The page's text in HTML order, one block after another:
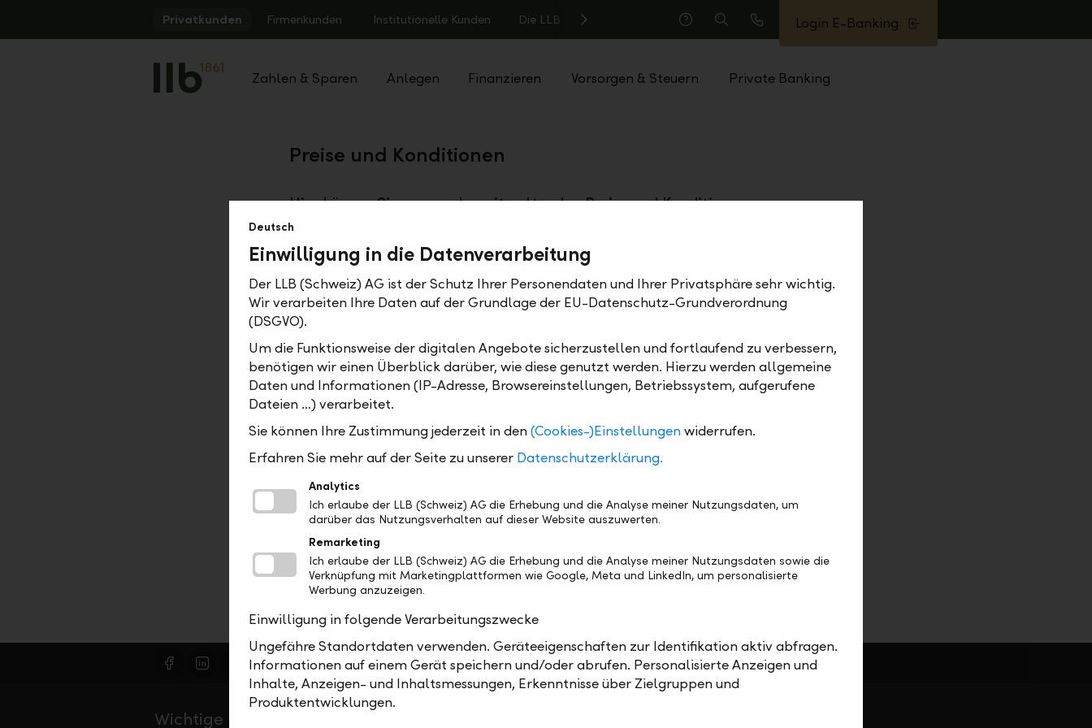
Privatkunden Firmenkunden Institutionelle Kunden Die LLB
Hilfe
Suche
Anrufen
Login E-Banking
Zahlen & Sparen Anlegen Finanzieren Vorsorgen & Steuern Private Banking
Preise und Konditionen
Hier können Sie unsere derzeit geltenden Preise und Konditionen
abrufen.<br>
Downloads
Karten und Zahlungsverkehr
PDF
Beste Konditionen für Ihr
Vermögen
PDF
Zinssätze gültig ab 1. April
Wichtige Links
Deutsch
Einwilligung in die Datenverarbeitung
Der LLB (Schweiz) AG ist der Schutz Ihrer Personendaten und Ihrer Privatsphäre sehr wichtig.
Wir verarbeiten Ihre Daten auf der Grundlage der EU-Datenschutz-Grundverordnung
(DSGVO).
Um die Funktionsweise der digitalen Angebote sicherzustellen und fortlaufend zu verbessern,
benötigen wir einen Überblick darüber, wie diese genutzt werden. Hierzu werden allgemeine
Daten und Informationen (IP-Adresse, Browsereinstellungen, Betriebssystem, aufgerufene
Dateien …) verarbeitet.
Sie können Ihre Zustimmung jederzeit in den(Cookies-)Einstellungenwiderrufen.
Erfahren Sie mehr auf der Seite zu unserer Datenschutzerklärung.
Analytics
Ich erlaube der LLB (Schweiz) AG die Erhebung und die Analyse meiner Nutzungsdaten, um
darüber das Nutzungsverhalten auf dieser Website auszuwerten.
Remarketing
Ich erlaube der LLB (Schweiz) AG die Erhebung und die Analyse meiner Nutzungsdaten sowie die
Verknüpfung mit Marketingplattformen wie Google, Meta und LinkedIn, um personalisierte
Werbung anzuzeigen.
Einwilligung in folgende Verarbeitungszwecke
Ungefähre Standortdaten verwenden. Geräteeigenschaften zur Identifikation aktiv abfragen.
Informationen auf einem Gerät speichern und/oder abrufen. Personalisierte Anzeigen und
Inhalte, Anzeigen- und Inhaltsmessungen, Erkenntnisse über Zielgruppen und
Produktentwicklungen.